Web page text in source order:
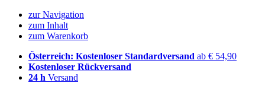
zur Navigation
zum Inhalt
zum Warenkorb
Österreich: Kostenloser Standardversand ab € 54,90
Kostenloser Rückversand
24 h Versand